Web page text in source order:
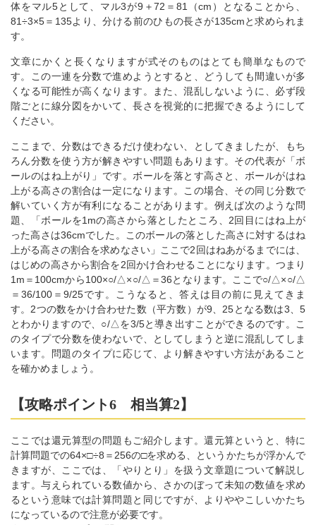
体をマル5として、マル3が9＋72＝81（cm）となることから、
81÷3×5＝135より、分ける前のひもの長さが135cmと求められま
す。
文章にかくと長くなりますが式そのものはとても簡単なもので
す。この一連を分数で進めようとすると、どうしても間違いが多
くなる可能性が高くなります。また、混乱しないように、必ず段
階ごとに線分図をかいて、長さを視覚的に把握できるようにして
ください。
ここまで、分数はできるだけ使わない、としてきましたが、もち
ろん分数を使う方が解きやすい問題もあります。その代表が「ボ
ールのはね上がり」です。ボールを落とす高さと、ボールがはね
上がる高さの割合は一定になります。この場合、その同じ分数で
解いていく方が有利になることがあります。例えば次のような問
題、「ボールを1mの高さから落としたところ、2回目にはね上が
った高さは36cmでした。このボールの落とした高さに対するはね
上がる高さの割合を求めなさい」ここで2回はねあがるまでには、
はじめの高さから割合を2回かけ合わせることになります。つまり
1m＝100cmから100×○/△×○/△＝36となります。ここで○/△×○/△
＝36/100＝9/25です。こうなると、答えは目の前に見えてきま
す。2つの数をかけ合わせた数（平方数）が9、25となる数は3、5
とわかりますので、○/△を3/5と導き出すことができるのです。こ
のタイプで分数を使わないで、としてしまうと逆に混乱してしま
います。問題のタイプに応じて、より解きやすい方法があること
を確かめましょう。
【攻略ポイント6 相当算2】
ここでは還元算型の問題もご紹介します。還元算というと、特に
計算問題での64×□÷8＝256の□を求める、というかたちが浮かんで
きますが、ここでは、「やりとり」を扱う文章題について解説し
ます。与えられている数値から、さかのぼって未知の数値を求め
るという意味では計算問題と同じですが、よりややこしいかたち
になっているので注意が必要です。